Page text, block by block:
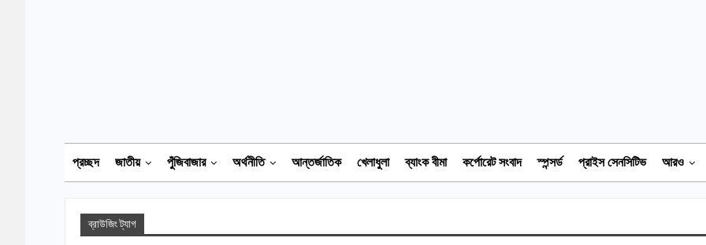
প্রচ্ছদ জাতীয় পুঁজিবাজার অর্থনীতি আন্তর্জাতিক খেলাধুলা ব্যাংক বীমা কর্পোরেট সংবাদ স্পন্সর্ড প্রাইস সেনসিটিভ আরও
ব্রাউজিং ট্যাগ